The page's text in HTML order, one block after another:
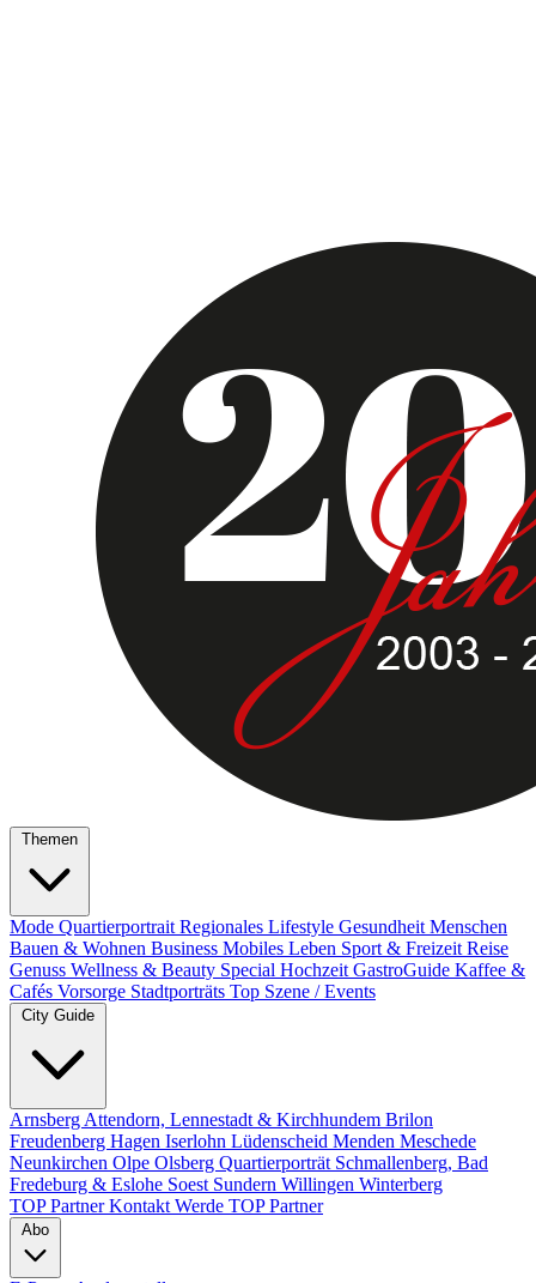
Themen
Mode Quartierportrait Regionales Lifestyle Gesundheit Menschen
Bauen & Wohnen Business Mobiles Leben Sport & Freizeit Reise
Genuss Wellness & Beauty Special Hochzeit GastroGuide Kaffee &
Cafés Vorsorge Stadtporträts Top Szene / Events
City Guide
Arnsberg Attendorn, Lennestadt & Kirchhundem Brilon
Freudenberg Hagen Iserlohn Lüdenscheid Menden Meschede
Neunkirchen Olpe Olsberg Quartierporträt Schmallenberg, Bad
Fredeburg & Eslohe Soest Sundern Willingen Winterberg
TOP PartnerKontakt Werde TOP Partner
Abo